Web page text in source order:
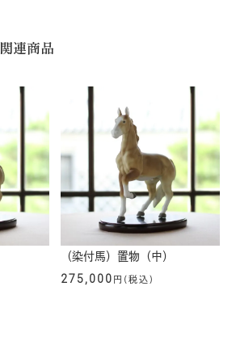
関連商品
（染付馬）置物（中）
275,000 円(税込)